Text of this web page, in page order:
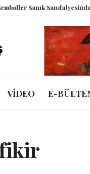
Sanık Sandalyesinde:
VİDEO E-
fikir